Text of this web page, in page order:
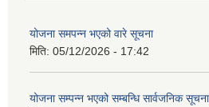
योजना समपन्न भएको वारे सूचना
मिति: 05/12/2026 - 17:42
योजना सम्पन्न भएको सम्बन्धि सार्वजनिक सूचना